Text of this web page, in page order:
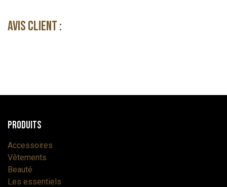
Avis client :
Produits
Accessoires
Vêtements
Beauté
Les essentiels